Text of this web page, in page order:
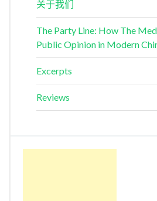
关于我们
The Party Line: How The
Public Opinion in Modern
Excerpts
Reviews